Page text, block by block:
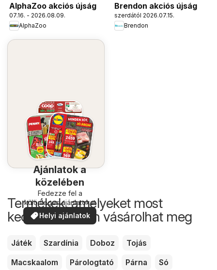
AlphaZoo akciós újság
07.16. - 2026.08.09.
AlphaZoo
Brendon akciós újság
szerdától 2026.07.15.
Brendon
Ajánlatok a
közelében
Fedezze fel a
különleges ajánlatokat
Helyi ajánlatok
Termékek, amelyeket most
kedvezőbb áron vásárolhat meg
Játék Szardínia Doboz
Tojás
Macskaalom
Párologtató Párna
Só